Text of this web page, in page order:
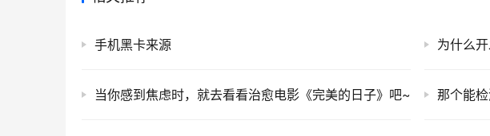
手机黑卡来源 为什么
当你感到焦虑时，就去看看治愈电影《完美的日子》吧~ 那个能